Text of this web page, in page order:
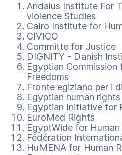
Andalus Institute For
violence Studies
Cairo Institute for
CIVICO
Committe for Justice
DIGNITY - Danish
Egyptian Commission
Freedoms
Fronte egiziano per i
Egyptian human
Egyptian Initiative for
EuroMed Rights
EgyptWide for Human
Fédération
HuMENA for Human